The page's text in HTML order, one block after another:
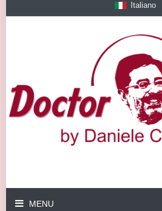
Italiano
MENU